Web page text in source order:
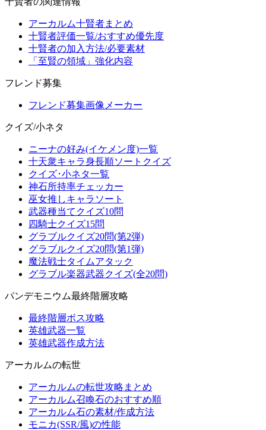
アーカルム十賢者まとめ
十賢者評価一覧/おすすめ優先度
十賢者の加入方法/必要素材
「至賢の領域」強化内容
フレンド募集
フレンド募集画像メーカー
クイズ/小ネタ
ニーナの好み(イケメン度)一覧
十天衆キャラ身長順ソートクイズ
クイズ･小ネタ一覧
神石所持率チェッカー
巫女推しキャラソート
武器種当てクイズ10問
四騎士クイズ15問
グラブルクイズ20問(第2弾)
グラブルクイズ20問(第1弾)
魔法戦士タイムアタック
グラブル楽器武器クイズ(全20問)
パンデモニウム最終階層攻略
最終階層ボス攻略
英雄武器一覧
英雄武器作成方法
アーカルムの転世
アーカルムの転世攻略まとめ
アーカルム召喚石のおすすめ順
アーカルム石の素材/作成方法
モニカ(SSR/風)の性能